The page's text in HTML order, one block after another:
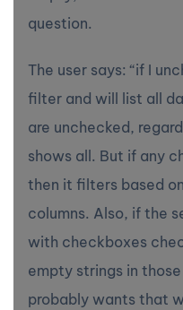
question.
The user says: “if I
filter and will list all
are unchecked,
shows all. But if any
then it filters based
columns. Also, if the
with checkboxes
empty strings in
probably wants that